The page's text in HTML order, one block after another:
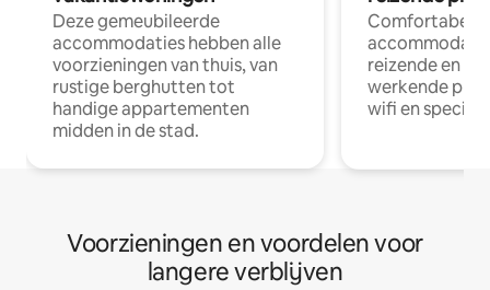
Deze gemeubileerde
accommodaties hebben alle
voorzieningen van thuis, van
rustige berghutten tot
handige appartementen
midden in de stad.
Comfortabele
reizende en
werkende
wifi en
Voorzieningen en voordelen voor
langere verblijven